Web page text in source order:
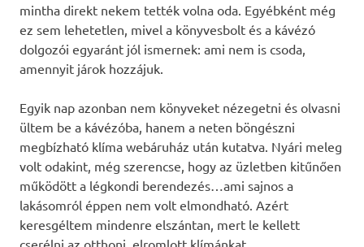
mintha direkt nekem tették volna oda. Egyébként még
ez sem lehetetlen, mivel a könyvesbolt és a kávézó
dolgozói egyaránt jól ismernek: ami nem is csoda,
amennyit járok hozzájuk.
Egyik nap azonban nem könyveket nézegetni és olvasni
ültem be a kávézóba, hanem a neten böngészni
megbízható klíma webáruház után kutatva. Nyári meleg
volt odakint, még szerencse, hogy az üzletben kitűnően
működött a légkondi berendezés…ami sajnos a
lakásomról éppen nem volt elmondható. Azért
keresgéltem mindenre elszántan, mert le kellett
cserélni az otthoni, elromlott klímánkat.